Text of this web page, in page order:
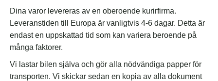
Dina varor levereras av en oberoende kurirfirma.
Leveranstiden till Europa är vanligtvis 4-6 dagar. Detta är
endast en uppskattad tid som kan variera beroende på
många faktorer.
Vi lastar bilen själva och gör alla nödvändiga papper för
transporten. Vi skickar sedan en kopia av alla dokument